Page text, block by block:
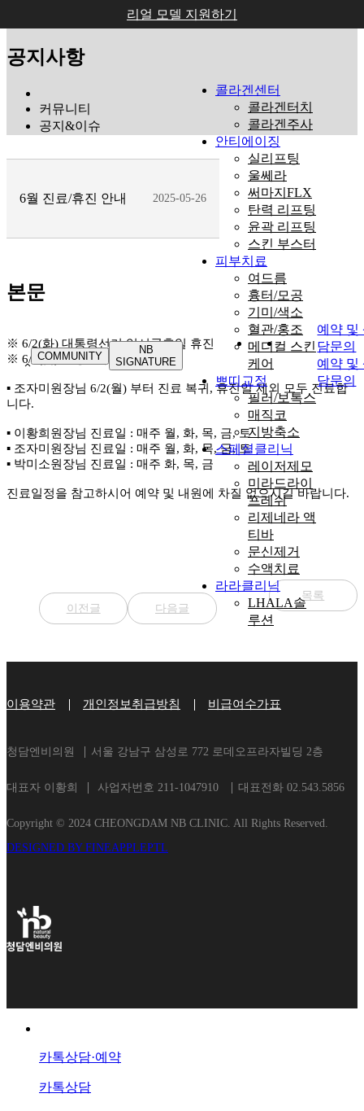
리얼 모델 지원하기
COMMUNITY
NB
SIGNATURE
콜라겐센터
콜라겐터치
콜라겐주사
안티에이징
실리프팅
울쎄라
써마지FLX
탄력 리프팅
윤곽 리프팅
스킨 부스터
피부치료
여드름
흉터/모공
기미/색소
혈관/홍조
메디컬 스킨
케어
쁘띠교정
필러/보톡스
매직코
지방축소
스페셜클리닉
레이저제모
미라드라이
프레쉬
리제네라 액
티바
문신제거
수액치료
라라클리닉
LHALA솔
루션
예약 및
담문의
예약 및
담문의
공지사항
커뮤니티
공지&이슈
6월 진료/휴진 안내 2025-05-26
본문
※ 6/2(화) 대통령선거 임시공휴일 휴진
※ 6/6(금) 현충일 휴진
▪ 조자미원장님 6/2(월) 부터 진료 복귀, 휴진일 제외 모두 진료합
니다.
▪ 이황희원장님 진료일 : 매주 월, 화, 목, 금, 토
▪ 조자미원장님 진료일 : 매주 월, 화, 목, 금, 토
▪ 박미소원장님 진료일 : 매주 화, 목, 금
진료일정을 참고하시어 예약 및 내원에 차질 없으시길 바랍니다.
이전글 다음글
목록
이용약관 개인정보취급방침 비급여수가표
청담엔비의원 서울 강남구 삼성로 772 로데오프라자빌딩 2층
대표자 이황희 사업자번호 211-1047910 대표전화 02.543.5856
Copyright © 2024 CHEONGDAM NB CLINIC. All Rights Reserved.
DESIGNED BY FINEAPPLEPTL
카톡상담·예약
카톡상담